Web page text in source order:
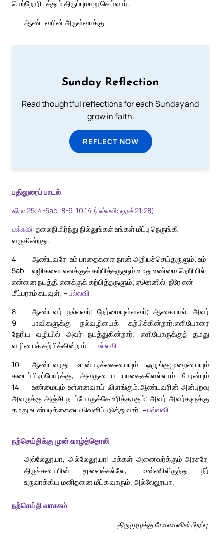
பெற்றோரிடத்தும் திருப்புமாறு செய்வார்.
ஆண்டவரின் அருள்வாக்கு.
Sunday Reflection
Read thoughtful reflections for each Sunday and
grow in faith.
REFLECT NOW
பதிலுரைப் பாடல்
திபா 25: 4-5ab. 8-9. 10,14 (பல்லவி: லூக் 21:28)
பல்லவி: தலைநிமிர்ந்து நில்லுங்கள் உங்கள் மீட்பு நெருங்கி
வருகின்றது.
4
ஆண்டவரே, உம் பாதைகளை நான் அறியச்செய்தருளும்; உம்
வழிகளை எனக்குக் கற்பித்தருளும்.
5ab
உமது உண்மை நெறியில்
என்னை நடத்தி எனக்குக் கற்பித்தருளும்; ஏனெனில், நீரே என்
மீட்பராம் கடவுள்; – பல்லவி
8
ஆண்டவர் நல்லவர்; நேர்மையுள்ளவர்; ஆகையால், அவர்
பாவிகளுக்கு நல்வழியைக் கற்பிக்கின்றார்.
9
எளியோரை
நேரிய வழியில் அவர் நடத்துகின்றார்; எளியோருக்குத் தமது
வழியைக் கற்பிக்கின்றார். – பல்லவி
10
ஆண்டவரது உடன்படிக்கையையும் ஒழுங்குமுறையையும்
கடைப்பிடிப்போர்க்கு, அவருடைய பாதைகளெல்லாம் பேரன்பும்
உண்மையும் உள்ளனவாய் விளங்கும்.
14
ஆண்டவரின் அன்புறவு
அவருக்கு அஞ்சி நடப்போருக்கே உரித்தாகும்; அவர் அவர்களுக்கு
தமது உடன்படிக்கையை வெளிப்படுத்துவார்; – பல்லவி
நற்செய்திக்கு முன் வாழ்த்தொலி
அல்லேலூயா, அல்லேலூயா! மக்கள் அனைவர்க்கும் அரசரே,
திருச்சபையின் மூலைக்கல்லே, மண்ணிலிருந்து நீர்
உருவாக்கிய மனிதனை மீட்க வாரும். அல்லேலூயா.
நற்செய்தி வாசகம்
திருமுழுக்கு யோவானின் பிறப்பு.